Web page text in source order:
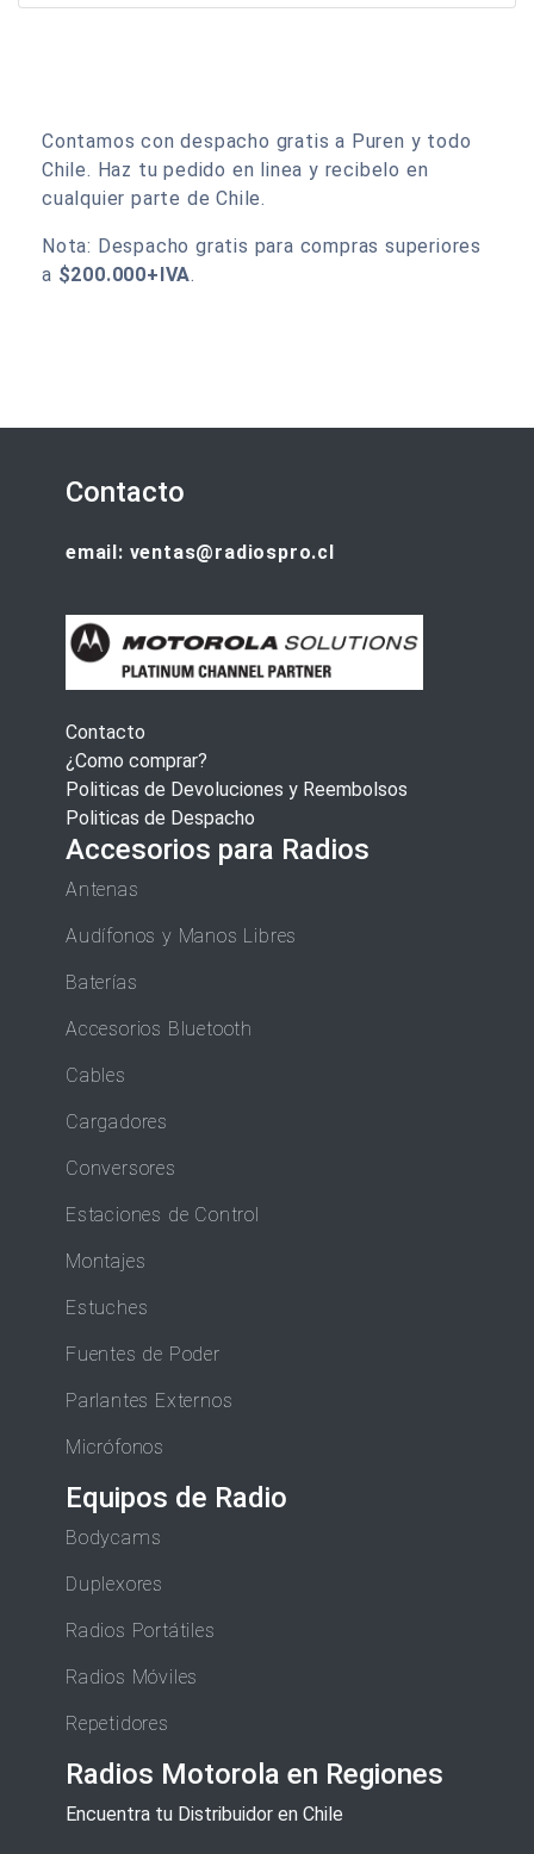
Contamos con despacho gratis a Puren y todo
Chile. Haz tu pedido en linea y recibelo en
cualquier parte de Chile.
Nota: Despacho gratis para compras superiores
a $200.000+IVA.
Contacto
email: ventas@radiospro.cl
Contacto
¿Como comprar?
Politicas de Devoluciones y Reembolsos
Politicas de Despacho
Accesorios para Radios
Antenas
Audífonos y Manos Libres
Baterías
Accesorios Bluetooth
Cables
Cargadores
Conversores
Estaciones de Control
Montajes
Estuches
Fuentes de Poder
Parlantes Externos
Micrófonos
Equipos de Radio
Bodycams
Duplexores
Radios Portátiles
Radios Móviles
Repetidores
Radios Motorola en Regiones
Encuentra tu Distribuidor en Chile